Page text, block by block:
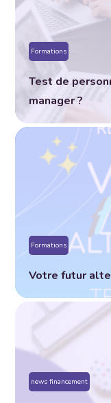
Formations
Test de
manager ?
Formations
Votre futur
news financement